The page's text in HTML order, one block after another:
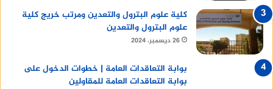
كلية علوم البترول والتعدين ومرتب خريج كلية
علوم البترول والتعدين
26 ديسمبر، 2024
بوابة التعاقدات العامة | خطوات الدخول على
بوابة التعاقدات العامة للمقاولين